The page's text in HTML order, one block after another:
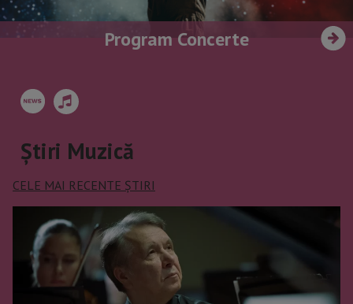
Program Concerte
Știri Muzică
CELE MAI RECENTE ȘTIRI